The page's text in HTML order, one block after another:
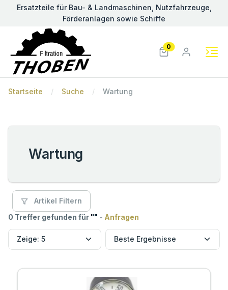
Ersatzteile für Bau- & Landmaschinen, Nutzfahrzeuge,
Förderanlagen sowie Schiffe
0
Startseite Suche Wartung
Wartung
Artikel Filtern
0 Treffer gefunden für "" - Anfragen